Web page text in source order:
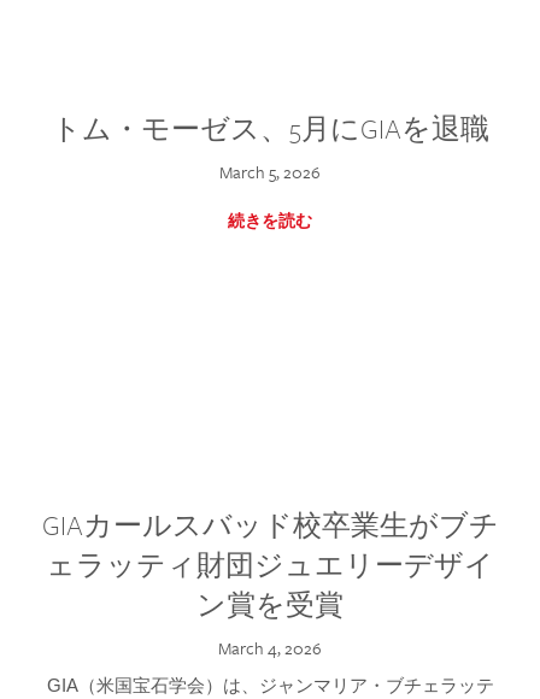
トム・モーゼス、5月にGIAを退職
March 5, 2026
続きを読む
GIAカールスバッド校卒業生がブチ
ェラッティ財団ジュエリーデザイ
ン賞を受賞
March 4, 2026
GIA（米国宝石学会）は、ジャンマリア・ブチェラッテ